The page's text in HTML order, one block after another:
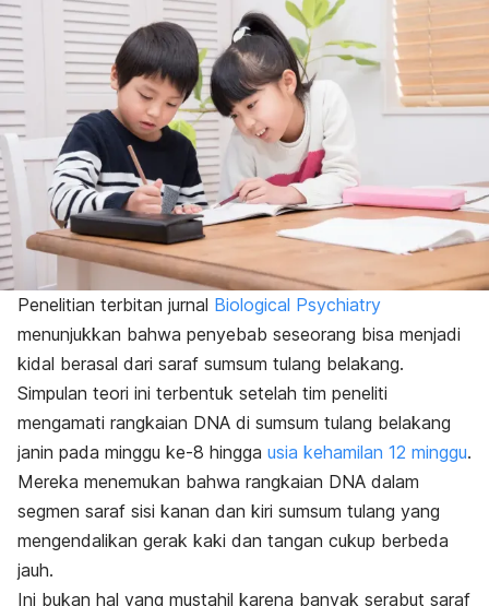
Penelitian terbitan jurnal Biological Psychiatry
menunjukkan bahwa penyebab seseorang bisa menjadi
kidal berasal dari saraf sumsum tulang belakang.
Simpulan teori ini terbentuk setelah tim peneliti
mengamati rangkaian DNA di sumsum tulang belakang
janin pada minggu ke-8 hingga usia kehamilan 12 minggu.
Mereka menemukan bahwa rangkaian DNA dalam
segmen saraf sisi kanan dan kiri sumsum tulang yang
mengendalikan gerak kaki dan tangan cukup berbeda
jauh.
Ini bukan hal yang mustahil karena banyak serabut saraf